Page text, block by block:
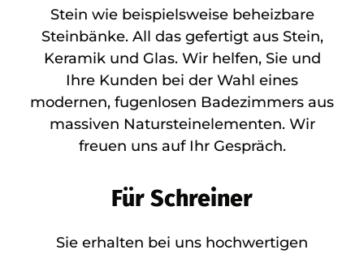
Stein wie beispielsweise beheizbare
Steinbänke. All das gefertigt aus Stein,
Keramik und Glas. Wir helfen, Sie und
Ihre Kunden bei der Wahl eines
modernen, fugenlosen Badezimmers aus
massiven Natursteinelementen. Wir
freuen uns auf Ihr Gespräch.
Für Schreiner
Sie erhalten bei uns hochwertigen